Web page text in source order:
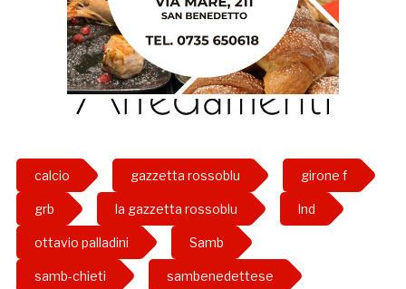
calcio gazzetta rossoblu girone f
grb la gazzetta rossoblu lnd
ottavio palladini Samb
samb-chieti sambenedettese